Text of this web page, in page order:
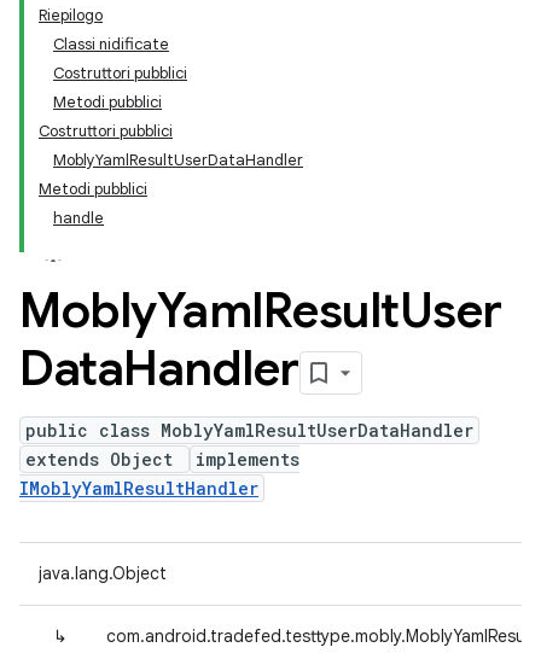
Riepilogo
Classi nidificate
Costruttori pubblici
Metodi pubblici
Costruttori pubblici
MoblyYamlResultUserDataHandler
Metodi pubblici
handle
MoblyYamlResultUser
DataHandler
public class MoblyYamlResultUserDataHandler
extends Object
implements
IMoblyYamlResultHandler
java.lang.Object
↳